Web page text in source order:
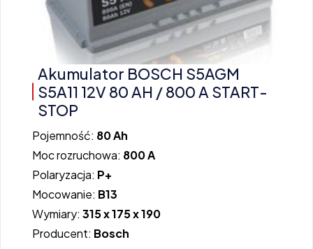
Akumulator BOSCH S5AGM
S5A11 12V 80 AH / 800 A START-
STOP
Pojemność: 80 Ah
Moc rozruchowa: 800 A
Polaryzacja: P+
Mocowanie: B13
Wymiary: 315 x 175 x 190
Producent: Bosch